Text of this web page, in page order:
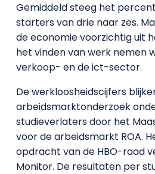
Gemiddeld steeg het
starters van drie naar zes.
de economie voorzichtig uit
het vinden van werk nemen
verkoop- en de ict-sector.
De werkloosheidscijfers
arbeidsmarktonderzoek
studieverlaters door het
voor de arbeidsmarkt ROA.
opdracht van de HBO-raad
Monitor. De resultaten per